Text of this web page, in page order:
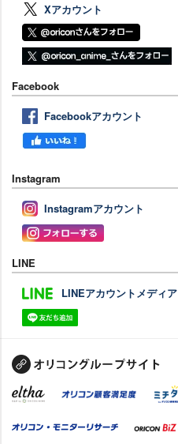
Xアカウント
Facebook
Facebookアカウント
Instagram
Instagramアカウント
LINE
LINEアカウントメディア